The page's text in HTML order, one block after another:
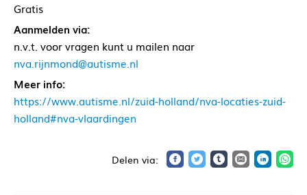
Gratis
Aanmelden via:
n.v.t. voor vragen kunt u mailen naar
nva.rijnmond@autisme.nl
Meer info:
https://www.autisme.nl/zuid-holland/nva-locaties-zuid-
holland#nva-vlaardingen